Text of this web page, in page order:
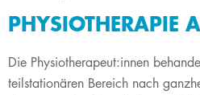
PHYSIOTHERAPIE
Die Physiotherapeut:innen
teilstationären Bereich nach